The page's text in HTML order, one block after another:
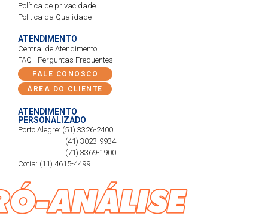
Política de privacidade
Politica da Qualidade
ATENDIMENTO
Central de Atendimento
FAQ - Perguntas Frequentes
FALE CONOSCO
ÁREA DO CLIENTE
ATENDIMENTO
PERSONALIZADO
Porto Alegre: (51) 3326-2400
(41) 3023-9934
(71) 3369-1900
Cotia: (11) 4615-4499